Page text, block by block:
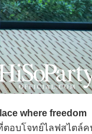
where freedom
ตอบโจทย์ไลฟสไตล์ค